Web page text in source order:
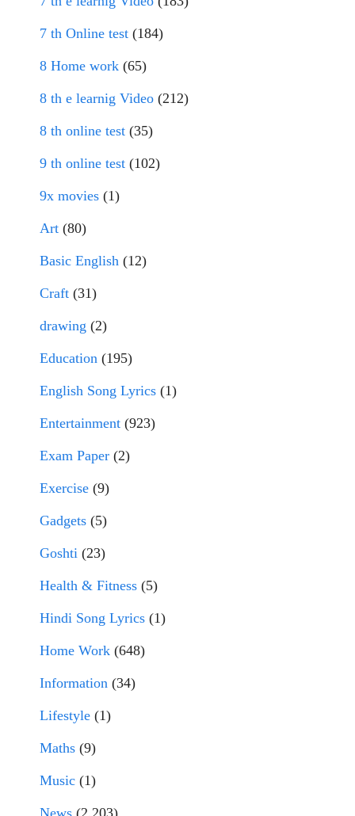
7 th Online test (184)
8 Home work (65)
8 th e learnig Video (212)
8 th online test (35)
9 th online test (102)
9x movies (1)
Art (80)
Basic English (12)
Craft (31)
drawing (2)
Education (195)
English Song Lyrics (1)
Entertainment (923)
Exam Paper (2)
Exercise (9)
Gadgets (5)
Goshti (23)
Health & Fitness (5)
Hindi Song Lyrics (1)
Home Work (648)
Information (34)
Lifestyle (1)
Maths (9)
Music (1)
News (2,203)